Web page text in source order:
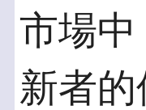
市場
新者